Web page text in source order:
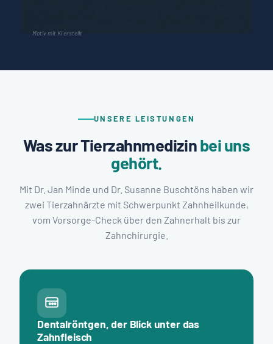
Motiv mit KI erstellt
UNSERE LEISTUNGEN
Was zur Tierzahnmedizinbei uns
gehört.
Mit Dr. Jan Minde und Dr. Susanne Buschtöns haben wir
zwei Tierzahnärzte mit Schwerpunkt Zahnheilkunde,
vom Vorsorge-Check über den Zahnerhalt bis zur
Zahnchirurgie.
Dentalröntgen, der Blick unter das
Zahnfleisch